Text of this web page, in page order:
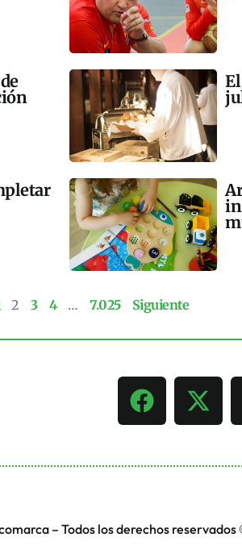
2 3 4 … 7.025 Siguiente
– Todos los derechos